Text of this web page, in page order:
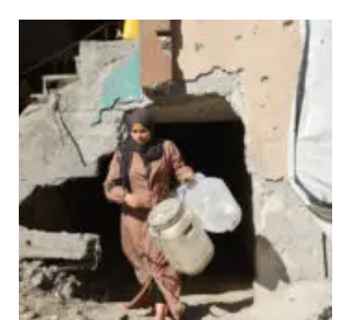
İSRAIL’IN
HEDEFINDE